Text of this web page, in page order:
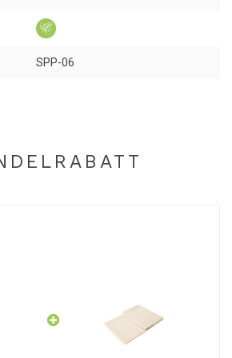
Gummibänder
Ihre Matte eng aufzurollen, so dass sie
Matte sauber zu halten!
SPP-06